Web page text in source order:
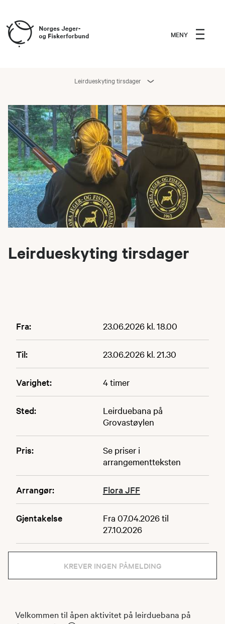
MENY
Leirdueskyting tirsdager
Leirdueskyting tirsdager
Fra: 23.06.2026 kl. 18.00
Til: 23.06.2026 kl. 21.30
Varighet: 4 timer
Sted:
Leirduebana på
Grovastøylen
Pris:
Se priser i
arrangementteksten
Arrangør: Flora JFF
Gjentakelse
Fra 07.04.2026 til
27.10.2026
KREVER INGEN PÅMELDING
Velkommen til åpen aktivitet på leirduebana på